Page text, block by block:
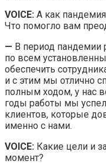
VOICE: А как
Что помогло вам
— В период пандемии
по всем
обеспечить
и с этим мы отлично
полным ходом, у нас
годы работы мы
клиентов, которые
именно с нами.
VOICE: Какие цели и
момент?